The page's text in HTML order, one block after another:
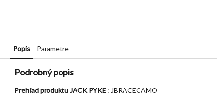
Popis Parametre
Podrobný popis
Prehľad produktu JACK PYKE : JBRACECAMO